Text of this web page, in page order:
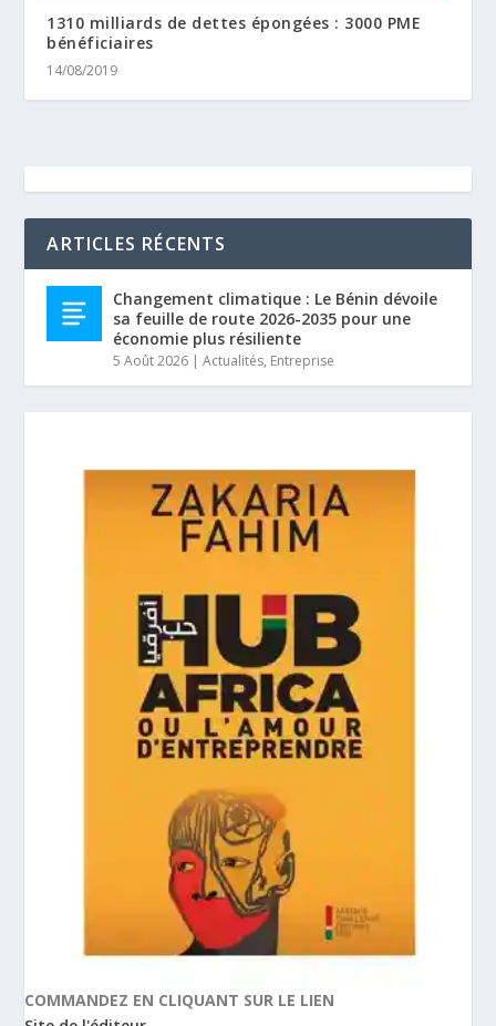
1310 milliards de dettes épongées : 3000 PME
bénéficiaires
14/08/2019
ARTICLES RÉCENTS
Changement climatique : Le Bénin dévoile
sa feuille de route 2026-2035 pour une
économie plus résiliente
5 Août 2026 |Actualités, Entreprise
COMMANDEZ EN CLIQUANT SUR LE LIEN